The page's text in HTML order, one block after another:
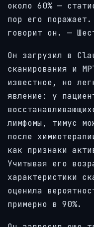
около 60% —
пор его
говорит он. —
Он загрузил в
сканирования и
известное, но
явление: у
лимфомы, тимус
после
как признаки
Учитывая его
характеристики
оценила
примерно в 90%.